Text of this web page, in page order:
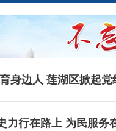
身边人 莲湖区掀起
力行在路上 为民服务